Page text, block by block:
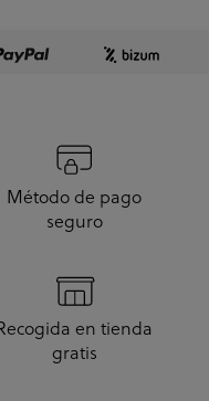
Método de pago
seguro
en tienda
gratis